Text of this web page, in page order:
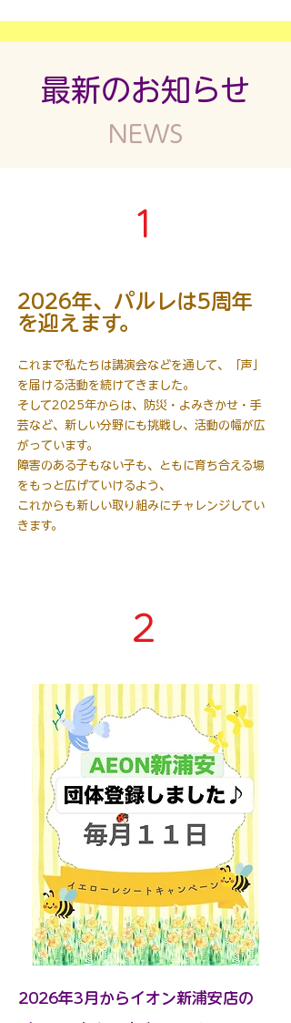
最新のお知らせ
​NEWS
1
2026年、パルレは5周年
を迎えます。
これまで私たちは講演会などを通して、「声」
を届ける活動を続けてきました。
そして2025年からは、防災・よみきかせ・手
芸など、新しい分野にも挑戦し、活動の幅が広
がっています。
障害のある子もない子も、ともに育ち合える場
をもっと広げていけるよう、
これからも新しい取り組みにチャレンジしてい
きます。
2
2026年3月からイオン新浦安店の